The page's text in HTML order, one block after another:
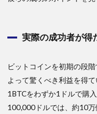
実際の成功者が得
ビットコインを初期の段
よって驚くべき利益を得
1BTCをわずか1ドルで購
100,000ドルでは、約10万